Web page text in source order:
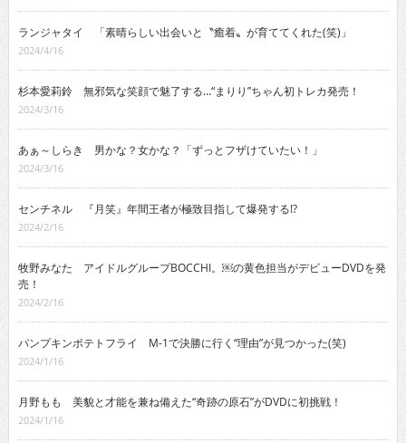
ランジャタイ 「素晴らしい出会いと〝癒着〟が育ててくれた(笑)」
2024/4/16
杉本愛莉鈴 無邪気な笑顔で魅了する…“まりり”ちゃん初トレカ発売！
2024/3/16
あぁ～しらき 男かな？女かな？「ずっとフザけていたい！」
2024/3/16
センチネル 『月笑』年間王者が極致目指して爆発する!?
2024/2/16
牧野みなた アイドルグループBOCCHI。￼の黄色担当がデビューDVDを発
売！
2024/2/16
パンプキンポテトフライ M-1で決勝に行く“理由”が見つかった(笑)
2024/1/16
月野もも 美貌と才能を兼ね備えた“奇跡の原石”がDVDに初挑戦！
2024/1/16